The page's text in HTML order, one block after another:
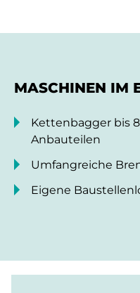
MASCHINEN IM
Kettenbagger bis
Anbauteilen
Umfangreiche
Eigene